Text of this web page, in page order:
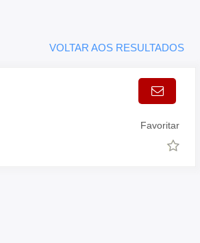
VOLTAR AOS RESULTADOS
Favoritar